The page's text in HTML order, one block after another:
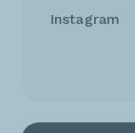
Instagram